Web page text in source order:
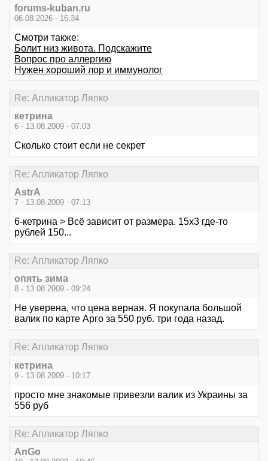
forums-kuban.ru
06.08.2026 - 16:34
Смотри также:
Болит низ живота. Подскажите
Вопрос про аллергию
Нужен хороший лор и иммунолог
Re: Апликатор Ляпко
кетрина
6 - 13.08.2009 - 07:03
Сколько стоит если не секрет
Re: Апликатор Ляпко
AstrA
7 - 13.08.2009 - 07:13
6-кетрина > Всё зависит от размера. 15х3 где-то
рублей 150...
Re: Апликатор Ляпко
опять зима
8 - 13.08.2009 - 09:24
Не уверена, что цена верная. Я покупала большой
валик по карте Арго за 550 руб. три года назад.
Re: Апликатор Ляпко
кетрина
9 - 13.08.2009 - 10:17
просто мне знакомые привезли валик из Украины за
556 руб
Re: Апликатор Ляпко
AnGo